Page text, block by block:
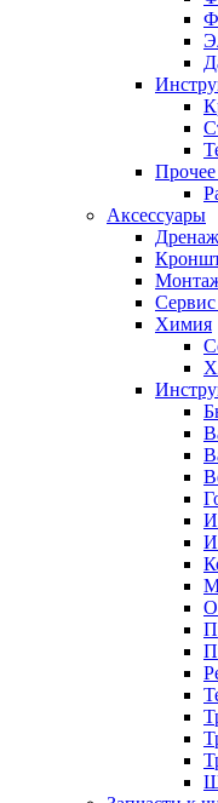
Прочее
Аксессуары
Сервис
Химия